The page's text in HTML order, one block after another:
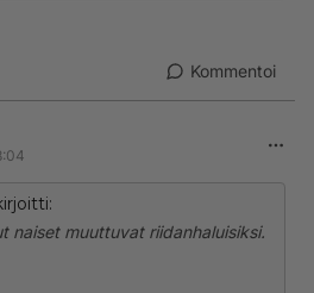
tekevät korruptio-lajeha lisää.
Urpilainenkin kauhoi rahaa
sotatoimet.
Kommentoi
naiset muuttuvat riidanhaluisiksi.
kun toimittajat tekevät työtään